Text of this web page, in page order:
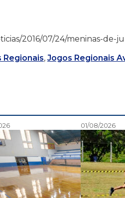
2016/07/24/meninas-
Regionais, Jogos Regionais
01/08/2026